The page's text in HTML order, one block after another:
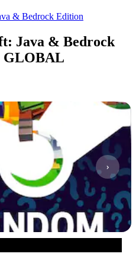
& Bedrock Edition
Java & Bedrock
GLOBAL